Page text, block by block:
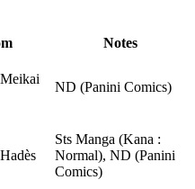
Notes
ND (Panini Comics)
Sts Manga (Kana :
Normal), ND (Panini
Comics)